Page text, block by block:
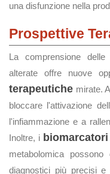
una disfunzione nella
Prospettive
La comprensione
alterate offre nuove
terapeutiche mirate.
bloccare l'attivazione
l'infiammazione e a
Inoltre, i
metabolomica
diagnostici più precisi e